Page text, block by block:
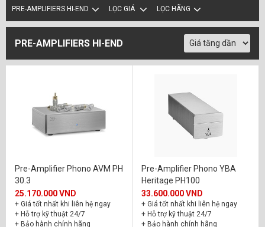
PRE-AMPLIFIERS HI-END LỌC GIÁ LỌC HÃNG
PRE-AMPLIFIERS HI-END
Pre-Amplifier Phono AVM PH
30.3
25.170.000 VND
+ Giá tốt nhất khi liên hệ ngay
+ Hỗ trợ kỹ thuật 24/7
+ Bảo hành chính hãng
Pre-Amplifier Phono YBA
Heritage PH100
33.600.000 VND
+ Giá tốt nhất khi liên hệ ngay
+ Hỗ trợ kỹ thuật 24/7
+ Bảo hành chính hãng